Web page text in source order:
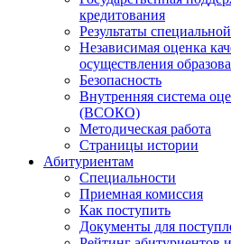
кредитования
Результаты
Независимая оценка
осуществления
Безопасность
Внутренняя система
(ВСОКО)
Методическая работа
Страницы истории
Абитуриентам
Специальности
Приемная комиссия
Как поступить
Документы для